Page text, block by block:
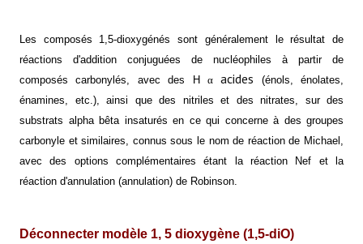
Les composés 1,5-dioxygénés sont généralement le résultat de
réactions d'addition conjuguées de nucléophiles à partir de
composés carbonylés, avec des H
αacides
(énols, énolates,
énamines, etc.), ainsi que des nitriles et des nitrates, sur des
substrats alpha bêta insaturés en ce qui concerne à des groupes
carbonyle et similaires, connus sous le nom de réaction de Michael,
avec des options complémentaires étant la réaction Nef et la
réaction d'annulation (annulation) de Robinson.
Déconnecter modèle 1, 5 dioxygène (1,5-diO)